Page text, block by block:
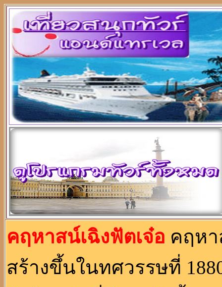
คฤหาสน์เฉิงฟัตเจ๋อ คฤห
สร้างขึ้นในทศวรรษที่